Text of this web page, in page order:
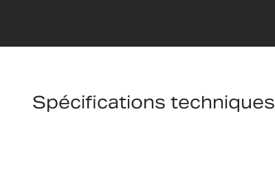
Spécifications techniques